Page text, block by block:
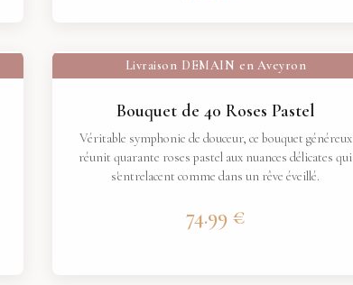
Livraison DEMAIN en Aveyron
Bouquet de 40 Roses Pastel
Véritable symphonie de douceur, ce bouquet généreux
réunit quarante roses pastel aux nuances délicates qui
s'entrelacent comme dans un rêve éveillé.
74.99 €